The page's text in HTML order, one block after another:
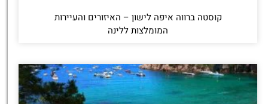
קוסטה ברווה איפה לישון – האיזורים והעיירות
המומלצות ללינה